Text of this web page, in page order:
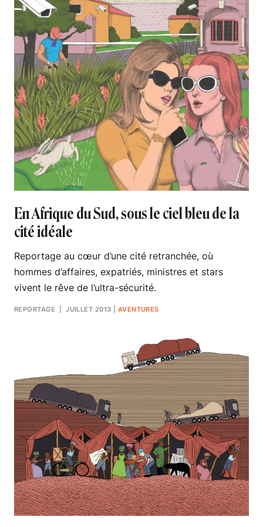
En Afrique du Sud, sous le ciel bleu de la
cité idéale
Reportage au cœur d’une cité retranchée, où
hommes d’affaires, expatriés, ministres et stars
vivent le rêve de l’ultra-sécurité.
REPORTAGE | JUILLET 2013 AVENTURES